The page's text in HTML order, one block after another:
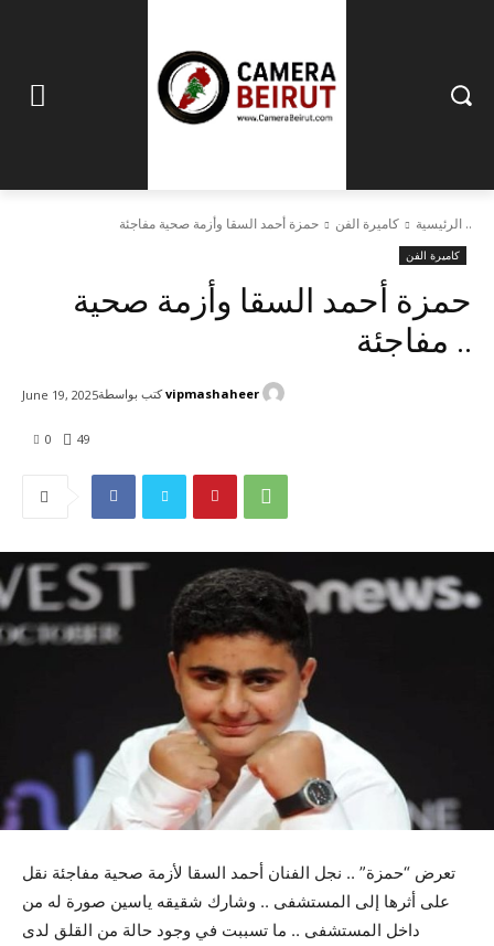
الرئيسية كاميرة الفن حمزة أحمد السقا وأزمة صحية مفاجئة ..
كاميرة الفن
حمزة أحمد السقا وأزمة صحية
مفاجئة ..
0 49
June 19, 2025كتب بواسطة vipmashaheer
تعرض “حمزة” .. نجل الفنان أحمد السقا لأزمة صحية مفاجئة نقل
على أثرها إلى المستشفى .. وشارك شقيقه ياسين صورة له من
داخل المستشفى .. ما تسببت في وجود حالة من القلق لدى